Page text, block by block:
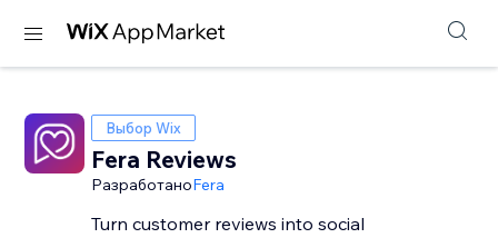
Выбор Wix
Fera Reviews
РазработаноFera
Turn customer reviews into social